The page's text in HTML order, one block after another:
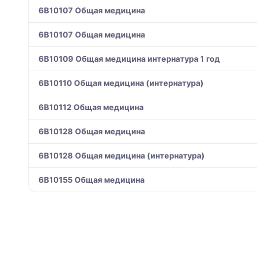
6B10107 Общая медицина
6B10107 Общая медицина
6B10109 Общая медицина интернатура 1 год
6B10110 Общая медицина (интернатура)
6B10112 Общая медицина
6B10128 Общая медицина
6B10128 Общая медицина (интернатура)
6B10155 Общая медицина